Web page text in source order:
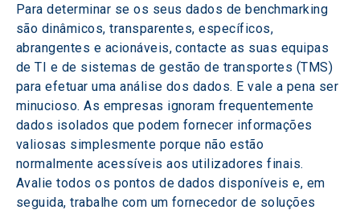
Para determinar se os seus dados de benchmarking
são dinâmicos, transparentes, específicos,
abrangentes e acionáveis, contacte as suas equipas
de TI e de sistemas de gestão de transportes (TMS)
para efetuar uma análise dos dados. E vale a pena ser
minucioso. As empresas ignoram frequentemente
dados isolados que podem fornecer informações
valiosas simplesmente porque não estão
normalmente acessíveis aos utilizadores finais.
Avalie todos os pontos de dados disponíveis e, em
seguida, trabalhe com um fornecedor de soluções